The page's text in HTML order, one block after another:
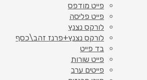
פייט מודפס
פייט פליסה
לורקס נצנץ
לורקס נצנץ+פרנז זהב\כסף
בד פייט
פייט שורות
פייטים ערב